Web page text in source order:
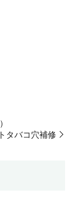
タバコ穴補修